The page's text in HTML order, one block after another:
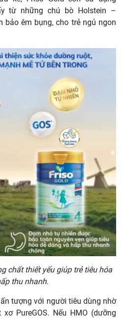
từ những chú bò Holstein –
bảo êm bụng, cho trẻ ngủ ngon
chất thiết yếu giúp trẻ tiêu hóa
thu nhanh.
tượng với người tiêu dùng nhờ
PureGOS. Nếu HMO (dưỡng